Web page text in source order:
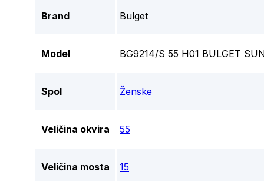
Brand Bulget
Model BG9214/S 55 H01 BULGET
Spol Ženske
Veličina okvira 55
Veličina mosta 15